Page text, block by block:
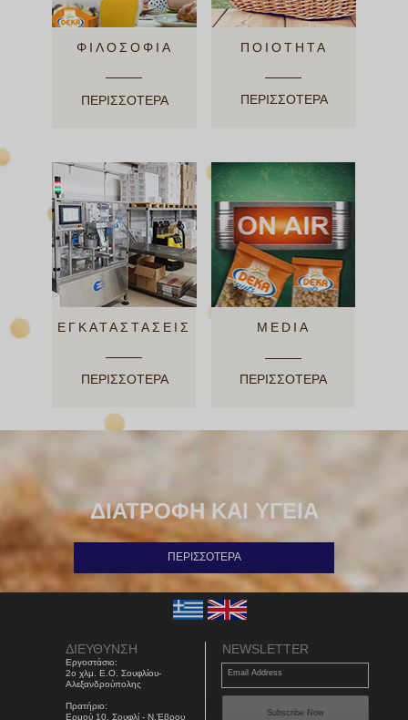
ΦΙΛΟΣΟΦΙΑ
ΠΕΡΙΣΣΟΤΕΡΑ
ΠΟΙΟΤΗΤΑ
ΠΕΡΙΣΣΟΤΕΡΑ
ΕΓΚΑΤΑΣΤΑΣΕΙΣ
ΠΕΡΙΣΣΟΤΕΡΑ
MEDIA
ΠΕΡΙΣΣΟΤΕΡΑ
ΔΙΑΤΡΟΦΗ ΚΑΙ ΥΓΕΙΑ
ΠΕΡΙΣΣΟΤΕΡΑ
ΔΙΕΥΘΥΝΣΗ
Εργοστάσιο:
2ο χλμ. Ε.Ο. Σουφλίου-
Αλεξανδρούπολης
Πρατήριο:
Ερμού 10, Σουφλί - Ν.Έβρου
NEWSLETTER
Email Address
Subscribe Now